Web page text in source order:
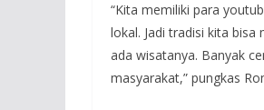
“Kita memiliki para
lokal. Jadi tradisi kita
ada wisatanya. Banyak
masyarakat,” pungkas